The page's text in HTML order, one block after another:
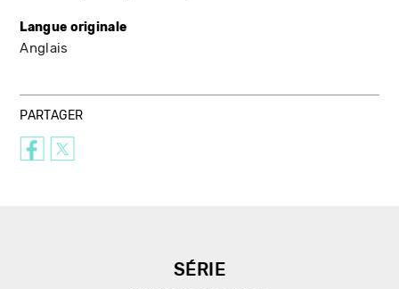
Langue originale
Anglais
PARTAGER
SÉRIE